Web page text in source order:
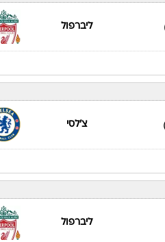
ליברפול
צ'לסי
ליברפול